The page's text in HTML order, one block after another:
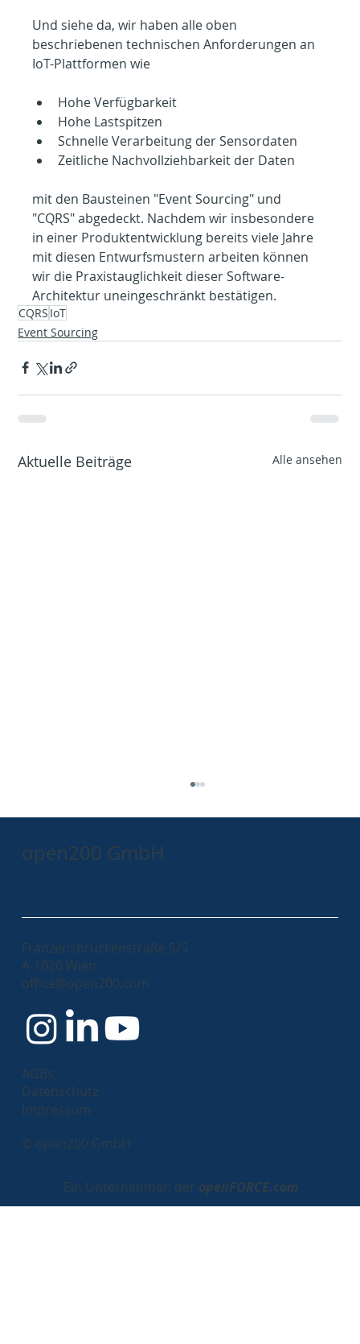
Und siehe da, wir haben alle oben
beschriebenen technischen Anforderungen an
IoT-Plattformen wie
Hohe Verfügbarkeit
Hohe Lastspitzen
Schnelle Verarbeitung der Sensordaten
Zeitliche Nachvollziehbarkeit der Daten
mit den Bausteinen "Event Sourcing" und
"CQRS" abgedeckt. Nachdem wir insbesondere
in einer Produktentwicklung bereits viele Jahre
mit diesen Entwurfsmustern arbeiten können
wir die Praxistauglichkeit dieser Software-
Architektur uneingeschränkt bestätigen.
CQRS IoT
Event Sourcing
Aktuelle Beiträge Alle ansehen
Why did we choose the Axon Stack over
others?
© open200 GmbH
Franzensbrückenstraße 5/5
A-1020 Wien
office@open200.com
Impressum
Datenschutz
AGBs
open200 GmbH
Ein Unternehmen der openFORCE.com